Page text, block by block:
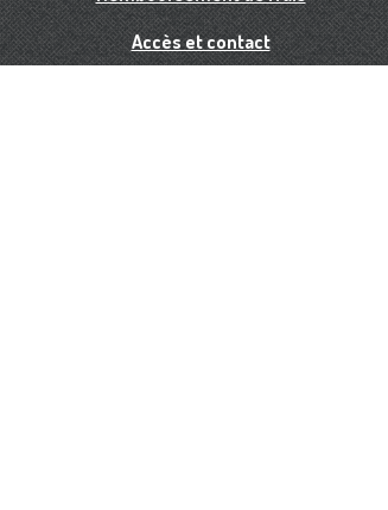
Accès et contact